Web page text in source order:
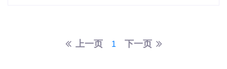
上一页 1 下一页